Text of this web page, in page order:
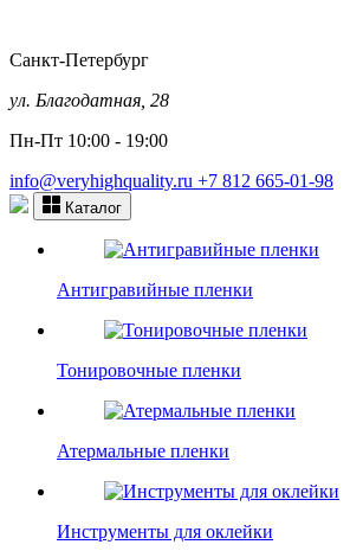
Санкт-Петербург
ул. Благодатная, 28
Пн-Пт 10:00 - 19:00
info@veryhighquality.ru +7 812 665-01-98
Каталог
Антигравийные пленки
Тонировочные пленки
Атермальные пленки
Инструменты для оклейки